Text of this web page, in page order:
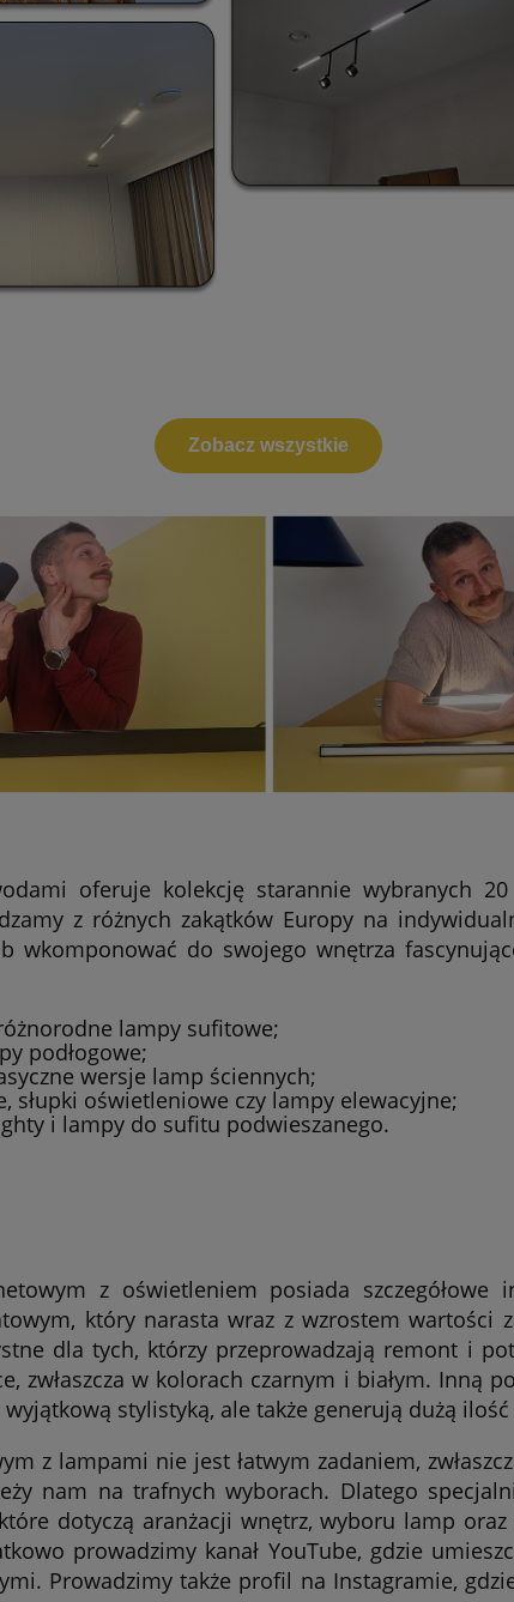
Zobacz wszystkie
oferuje kolekcję starannie wybranych
z różnych zakątków Europy na
do swojego wnętrza
lampy sufitowe;
podłogowe;
wersje lamp ściennych;
oświetleniowe czy lampy elewacyjne;
i lampy do sufitu podwieszanego.
z oświetleniem posiada
który narasta wraz z wzrostem wartości
dla tych, którzy przeprowadzają remont i
zwłaszcza w kolorach czarnym i białym.
stylistyką, ale także generują dużą
z lampami nie jest łatwym zadaniem,
nam na trafnych wyborach. Dlatego
dotyczą aranżacji wnętrz, wyboru lamp
prowadzimy kanał YouTube, gdzie
Prowadzimy także profil na Instagramie,